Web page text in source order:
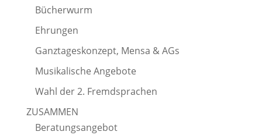
Bücherwurm
Ehrungen
Ganztageskonzept, Mensa & AGs
Musikalische Angebote
Wahl der 2. Fremdsprachen
ZUSAMMEN
Beratungsangebot